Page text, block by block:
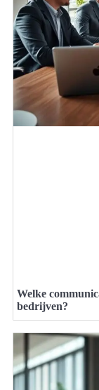
Welke
bedrijven?